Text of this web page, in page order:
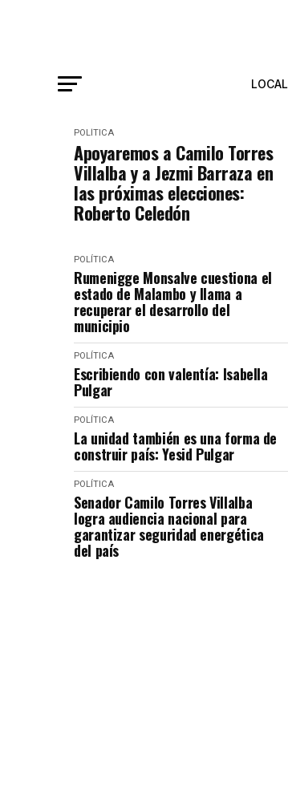
LOCAL
POLÍTICA
Apoyaremos a Camilo Torres
Villalba y a Jezmi Barraza en
las próximas elecciones:
Roberto Celedón
POLÍTICA
Rumenigge Monsalve cuestiona el
estado de Malambo y llama a
recuperar el desarrollo del
municipio
POLÍTICA
Escribiendo con valentía: Isabella
Pulgar
POLÍTICA
La unidad también es una forma de
construir país: Yesid Pulgar
POLÍTICA
Senador Camilo Torres Villalba
logra audiencia nacional para
garantizar seguridad energética
del país